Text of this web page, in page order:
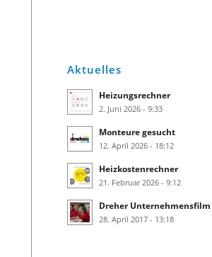
Aktuelles
Heizungsrechner
2. Juni 2026 - 9:33
Monteure gesucht
12. April 2026 - 18:12
Heizkostenrechner
21. Februar 2026 - 9:12
Dreher Unternehmensfilm
28. April 2017 - 13:18